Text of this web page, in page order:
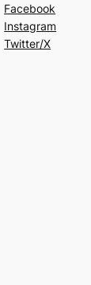
Facebook
Instagram
Twitter/X